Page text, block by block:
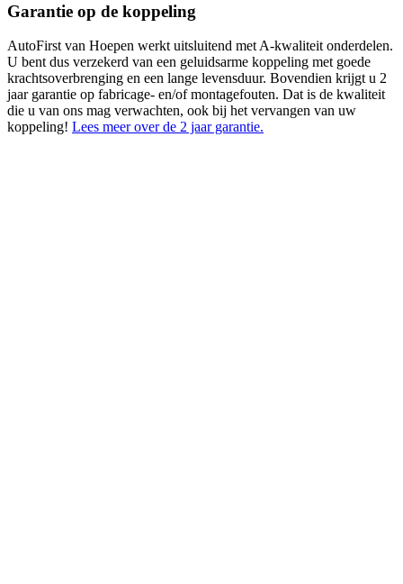
Garantie op de koppeling
AutoFirst van Hoepen werkt uitsluitend met A-kwaliteit onderdelen.
U bent dus verzekerd van een geluidsarme koppeling met goede
krachtsoverbrenging en een lange levensduur. Bovendien krijgt u 2
jaar garantie op fabricage- en/of montagefouten. Dat is de kwaliteit
die u van ons mag verwachten, ook bij het vervangen van uw
koppeling! Lees meer over de 2 jaar garantie.